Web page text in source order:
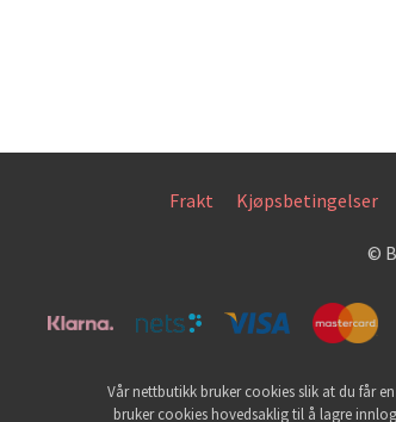
Frakt Kjøpsbetingelser
©
Vår nettbutikk bruker cookies slik at du får
bruker cookies hovedsaklig til å lagre